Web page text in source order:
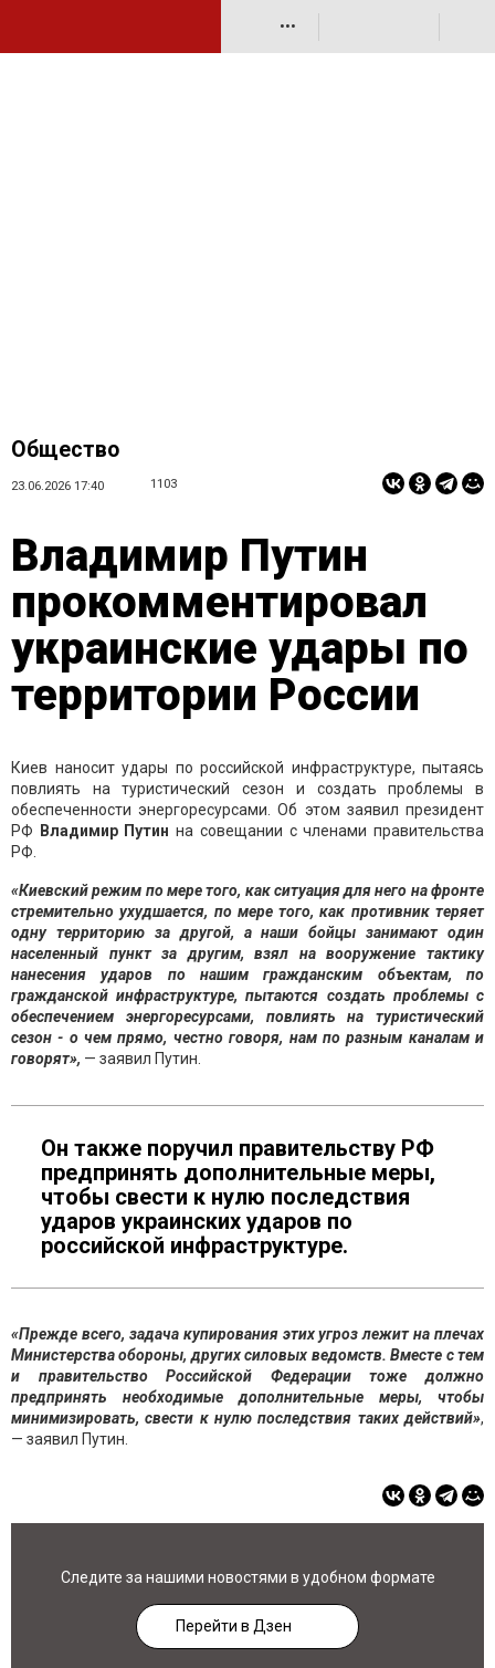
•••
Общество
23.06.2026 17:40 1103
Владимир Путин
прокомментировал
украинские удары по
территории России
Киев наносит удары по российской инфраструктуре, пытаясь
повлиять на туристический сезон и создать проблемы в
обеспеченности энергоресурсами. Об этом заявил президент
РФ
Владимир Путин на совещании с членами правительства
РФ.
«Киевский режим по мере того, как ситуация для него на фронте
стремительно ухудшается, по мере того, как противник теряет
одну территорию за другой, а наши бойцы занимают один
населенный пункт за другим, взял на вооружение тактику
нанесения ударов по нашим гражданским объектам, по
гражданской инфраструктуре, пытаются создать проблемы с
обеспечением энергоресурсами, повлиять на туристический
сезон - о чем прямо, честно говоря, нам по разным каналам и
говорят», — заявил Путин.
Он также поручил правительству РФ
предпринять дополнительные меры,
чтобы свести к нулю последствия
ударов украинских ударов по
российской инфраструктуре.
«Прежде всего, задача купирования этих угроз лежит на плечах
Министерства обороны, других силовых ведомств. Вместе с тем
и правительство Российской Федерации тоже должно
предпринять необходимые дополнительные меры, чтобы
минимизировать, свести к нулю последствия таких действий»,
— заявил Путин.
Следите за нашими новостями в удобном формате
Перейти в Дзен